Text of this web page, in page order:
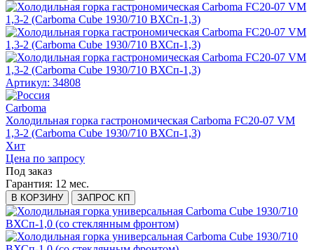
Артикул: 34808
Carboma
Холодильная горка гастрономическая Carboma FC20-07 VM
1,3-2 (Carboma Cube 1930/710 ВХСп-1,3)
Хит
Цена по запросу
Под заказ
Гарантия: 12 мес.
В КОРЗИНУ ЗАПРОС КП